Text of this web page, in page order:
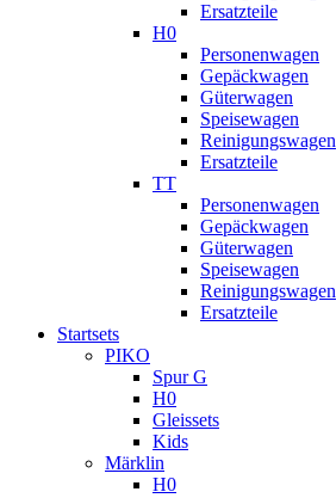
Ersatzteile
H0
Personenwagen
Gepäckwagen
Güterwagen
Speisewagen
Reinigungswagen
Ersatzteile
TT
Personenwagen
Gepäckwagen
Güterwagen
Speisewagen
Reinigungswagen
Ersatzteile
Startsets
PIKO
Spur G
H0
Gleissets
Kids
Märklin
H0